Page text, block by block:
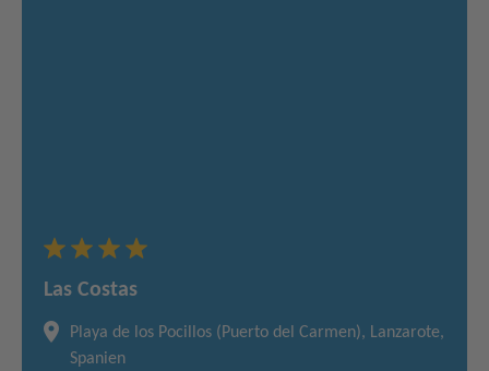
Las Costas
Playa de los Pocillos (Puerto del Carmen), Lanzarote,
Spanien